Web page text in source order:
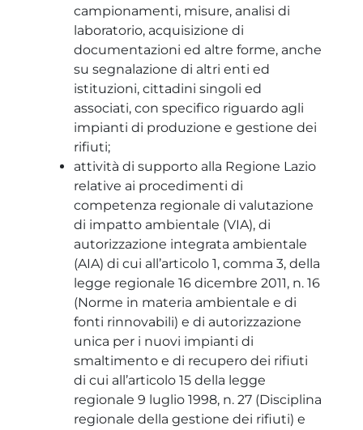
campionamenti, misure, analisi di
laboratorio, acquisizione di
documentazioni ed altre forme, anche
su segnalazione di altri enti ed
istituzioni, cittadini singoli ed
associati, con specifico riguardo agli
impianti di produzione e gestione dei
rifiuti;
attività di supporto alla Regione Lazio
relative ai procedimenti di
competenza regionale di valutazione
di impatto ambientale (VIA), di
autorizzazione integrata ambientale
(AIA) di cui all’articolo 1, comma 3, della
legge regionale 16 dicembre 2011, n. 16
(Norme in materia ambientale e di
fonti rinnovabili) e di autorizzazione
unica per i nuovi impianti di
smaltimento e di recupero dei rifiuti
di cui all’articolo 15 della legge
regionale 9 luglio 1998, n. 27 (Disciplina
regionale della gestione dei rifiuti) e